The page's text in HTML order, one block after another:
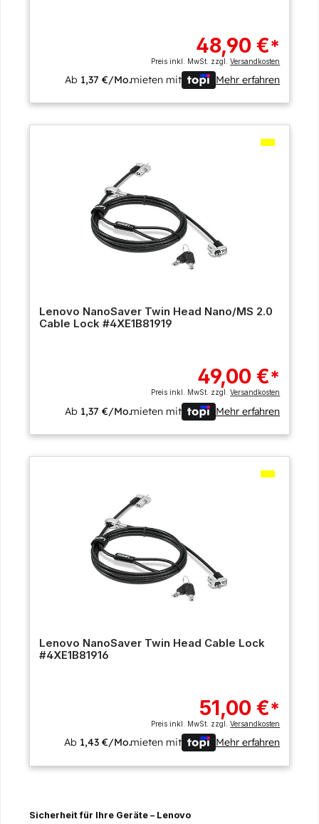
48,90 €*
Preis inkl. MwSt. zzgl.Versandkosten
Ab 1,37 €/Mo.mieten mit Mehr erfahren
Lenovo NanoSaver Twin Head Nano/MS 2.0
Cable Lock #4XE1B81919
49,00 €*
Preis inkl. MwSt. zzgl.Versandkosten
Ab 1,37 €/Mo.mieten mit Mehr erfahren
Lenovo NanoSaver Twin Head Cable Lock
#4XE1B81916
51,00 €*
Preis inkl. MwSt. zzgl.Versandkosten
Ab 1,43 €/Mo.mieten mit Mehr erfahren
Sicherheit für Ihre Geräte – Lenovo